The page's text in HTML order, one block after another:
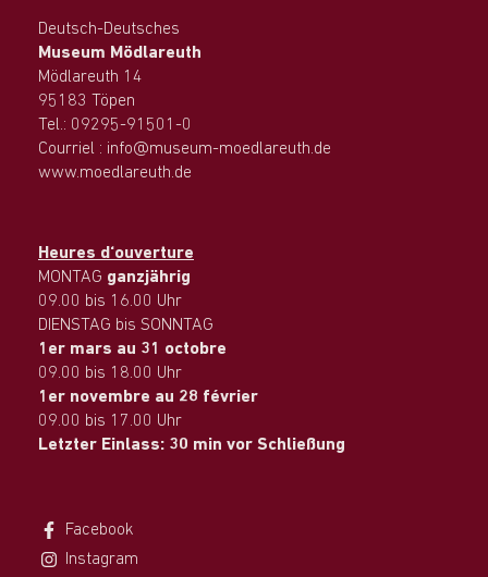
Deutsch-Deutsches
Museum Mödlareuth
Mödlareuth 14
95183 Töpen
Tel.: 09295-91501-0
Courriel : info@museum-moedlareuth.de
www.moedlareuth.de
Heures d‘ouverture
MONTAG ganzjährig
09.00 bis 16.00 Uhr
DIENSTAG bis SONNTAG
1er mars au 31 octobre
09.00 bis 18.00 Uhr
1er novembre au 28 février
09.00 bis 17.00 Uhr
Letzter Einlass: 30 min vor Schließung
Facebook
Instagram